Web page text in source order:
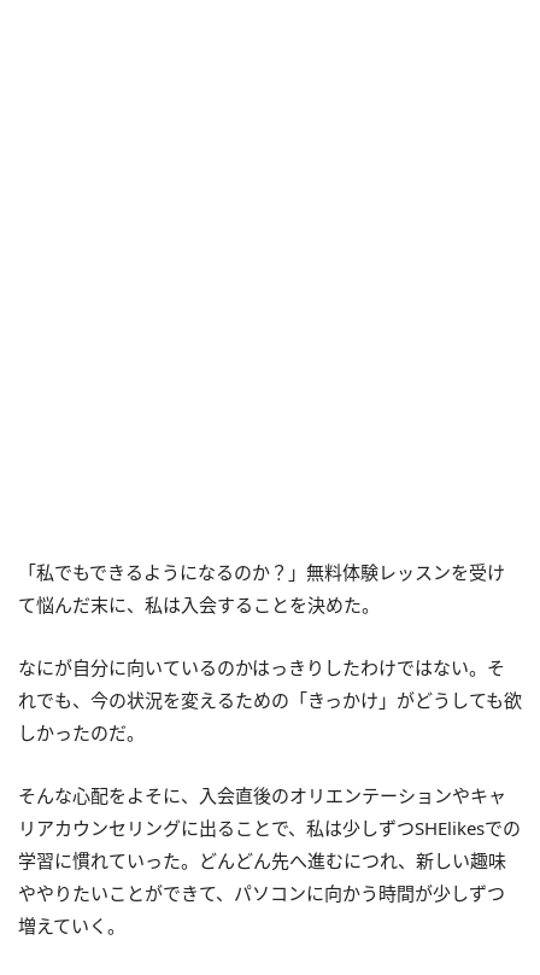
「私でもできるようになるのか？」無料体験レッスンを受け
て悩んだ末に、私は入会することを決めた。
なにが自分に向いているのかはっきりしたわけではない。そ
れでも、今の状況を変えるための「きっかけ」がどうしても欲
しかったのだ。
そんな心配をよそに、入会直後のオリエンテーションやキャ
リアカウンセリングに出ることで、私は少しずつSHElikesでの
学習に慣れていった。どんどん先へ進むにつれ、新しい趣味
ややりたいことができて、パソコンに向かう時間が少しずつ
増えていく。